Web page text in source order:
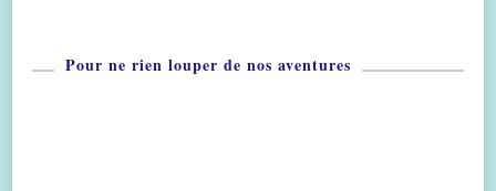
Pour ne rien louper de nos aventures